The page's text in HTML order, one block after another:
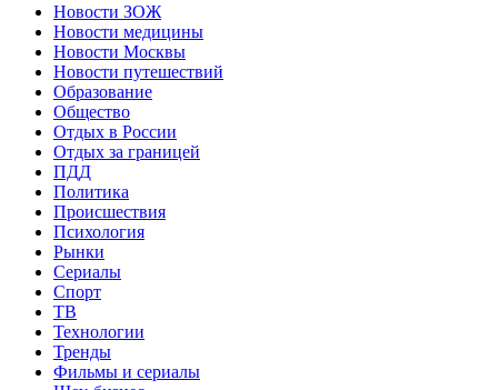
Новости ЗОЖ
Новости медицины
Новости Москвы
Новости путешествий
Образование
Общество
Отдых в России
Отдых за границей
ПДД
Политика
Происшествия
Психология
Рынки
Сериалы
Спорт
ТВ
Технологии
Тренды
Фильмы и сериалы